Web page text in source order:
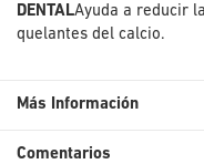
DENTALAyuda a reducir
quelantes del calcio.
Más Información
Comentarios